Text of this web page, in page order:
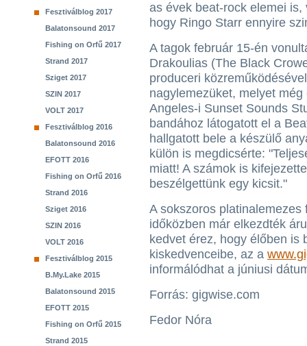
Fesztiválblog 2017
Balatonsound 2017
Fishing on Orfű 2017
Strand 2017
Sziget 2017
SZIN 2017
VOLT 2017
Fesztiválblog 2016
Balatonsound 2016
EFOTT 2016
Fishing on Orfű 2016
Strand 2016
Sziget 2016
SZIN 2016
VOLT 2016
Fesztiválblog 2015
B.My.Lake 2015
Balatonsound 2015
EFOTT 2015
Fishing on Orfű 2015
Strand 2015
as évek beat-rock elemei
hogy Ringo Starr ennyire
A tagok február 15-én
Drakoulias (The Black
produceri
nagylemezüket, melyet
Angeles-i Sunset Sounds
bandához látogatott el a
hallgatott bele a készülő
külön is megdicsérte:
miatt! A számok is
beszélgettünk egy kicsit."
A sokszoros
időközben már elkezdték
kedvet érez, hogy élőben is
kiskedvenceibe, az a
informálódhat a júniusi
Forrás: gigwise.com
Fedor Nóra